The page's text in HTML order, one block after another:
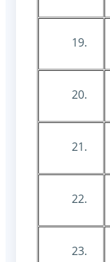
19.
20.
21.
22.
23.